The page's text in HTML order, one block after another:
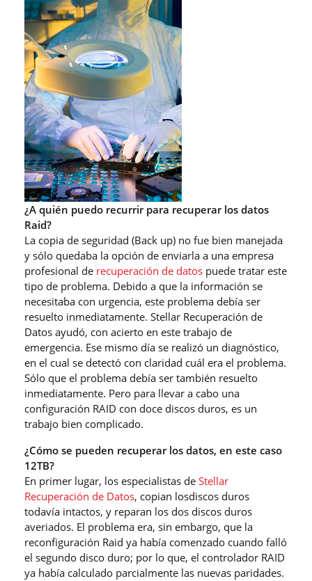
¿A quién puedo recurrir para recuperar los datos
Raid?
La copia de seguridad (Back up) no fue bien manejada
y sólo quedaba la opción de enviarla a una empresa
profesional de recuperación de datos puede tratar este
tipo de problema. Debido a que la información se
necesitaba con urgencia, este problema debía ser
resuelto inmediatamente. Stellar Recuperación de
Datos ayudó, con acierto en este trabajo de
emergencia. Ese mismo día se realizó un diagnóstico,
en el cual se detectó con claridad cuál era el problema.
Sólo que el problema debía ser también resuelto
inmediatamente. Pero para llevar a cabo una
configuración RAID con doce discos duros, es un
trabajo bien complicado.
¿Cómo se pueden recuperar los datos, en este caso
12TB?
En primer lugar, los especialistas deStellar
Recuperación de Datos, copian losdiscos duros
todavía intactos, y reparan los dos discos duros
averiados. El problema era, sin embargo, que la
reconfiguración Raid ya había comenzado cuando falló
el segundo disco duro; por lo que, el controlador RAID
ya había calculado parcialmente las nuevas paridades.